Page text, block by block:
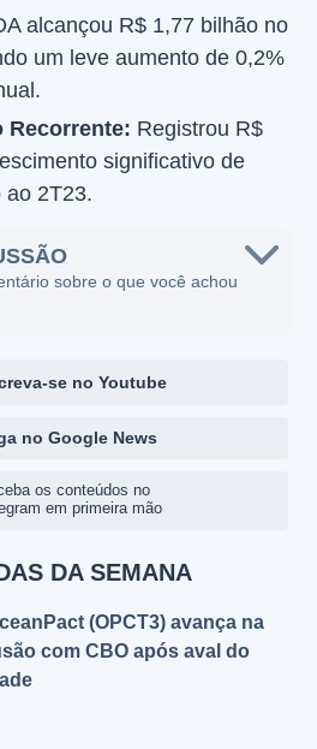
alcançou R$ 1,77 bilhão no
um leve aumento de 0,2%
Recorrente: Registrou R$
significativo de
ao 2T23.
sobre o que você achou
se no Youtube
no Google News
os conteúdos no
em primeira mão
DA SEMANA
(OPCT3) avança na
com CBO após aval do